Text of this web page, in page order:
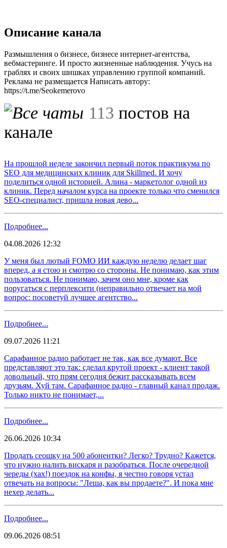
Описание канала
Размышления о бизнесе, бизнесе интернет-агентства,
вебмастеринге. И просто жизненные наблюдения. Учусь на
граблях и своих шишках управлению группой компаний.
Реклама не размещается Написать автору:
https://t.me/Seokemerovo
113 постов на
канале
На прошлой неделе закончил первый поток практикума по
SEO для медицинских клиник для Skillmed. И хочу
поделиться одной историей. Алина - маркетолог одной из
клиник. Перед началом курса на проекте только что сменился
SEO-специалист, пришла новая дево...
Подробнее...
04.08.2026 12:32
У меня был лютый FOMO ИИ каждую неделю делает шаг
вперед, а я стою и смотрю со стороны. Не понимаю, как этим
пользоваться. Не понимаю, зачем оно мне, кроме как
поругаться с перплексити (неправильно отвечает на мой
вопрос: посоветуй лучшее агентство...
Подробнее...
09.07.2026 11:21
Сарафанное радио работает не так, как все думают. Все
представляют это так: сделал крутой проект - клиент такой
довольный, что прям сегодня бежит рассказывать всем
друзьям. Хуй там. Сарафанное радио - главный канал продаж.
Только никто не понимает,...
Подробнее...
26.06.2026 10:34
Продать сеошку на 500 абонентки? Легко? Трудно? Кажется,
что нужно налить вискаря и разобраться. После очередной
череды (хах!) поездок на конфы, я честно говоря устал
отвечать на вопросы: "Леша, как вы продаете?". И пока мне
нехер делать...
Подробнее...
09.06.2026 08:51